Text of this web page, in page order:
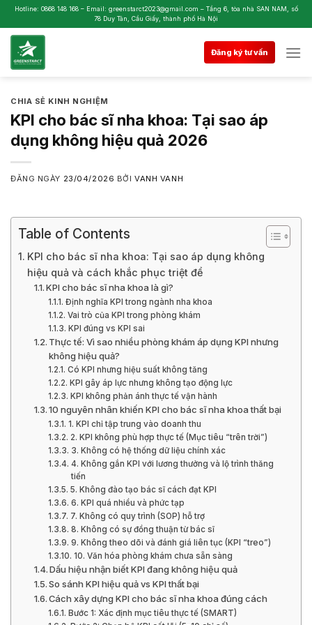
Skip
to
content
Hotline: 0868 148 168 – Email: greenstarct2023@gmail.com – Tầng 6, tòa nhà SAN NAM, số
78 Duy Tân, Cầu Giấy, thành phố Hà Nội
Đăng ký tư vấn
CHIA SẺ KINH NGHIỆM
KPI cho bác sĩ nha khoa: Tại sao áp
dụng không hiệu quả 2026
ĐĂNG NGÀY 23/04/2026 BỞIVANH VANH
Table of Contents
KPI cho bác sĩ nha khoa: Tại sao áp dụng không
hiệu quả và cách khắc phục triệt để
KPI cho bác sĩ nha khoa là gì?
Định nghĩa KPI trong ngành nha khoa
Vai trò của KPI trong phòng khám
KPI đúng vs KPI sai
Thực tế: Vì sao nhiều phòng khám áp dụng KPI nhưng
không hiệu quả?
Có KPI nhưng hiệu suất không tăng
KPI gây áp lực nhưng không tạo động lực
KPI không phản ánh thực tế vận hành
10 nguyên nhân khiến KPI cho bác sĩ nha khoa thất bại
1. KPI chỉ tập trung vào doanh thu
2. KPI không phù hợp thực tế (Mục tiêu “trên trời”)
3. Không có hệ thống dữ liệu chính xác
4. Không gắn KPI với lương thưởng và lộ trình thăng
tiến
5. Không đào tạo bác sĩ cách đạt KPI
6. KPI quá nhiều và phức tạp
7. Không có quy trình (SOP) hỗ trợ
8. Không có sự đồng thuận từ bác sĩ
9. Không theo dõi và đánh giá liên tục (KPI “treo”)
10. Văn hóa phòng khám chưa sẵn sàng
Dấu hiệu nhận biết KPI đang không hiệu quả
So sánh KPI hiệu quả vs KPI thất bại
Cách xây dựng KPI cho bác sĩ nha khoa đúng cách
Bước 1: Xác định mục tiêu thực tế (SMART)